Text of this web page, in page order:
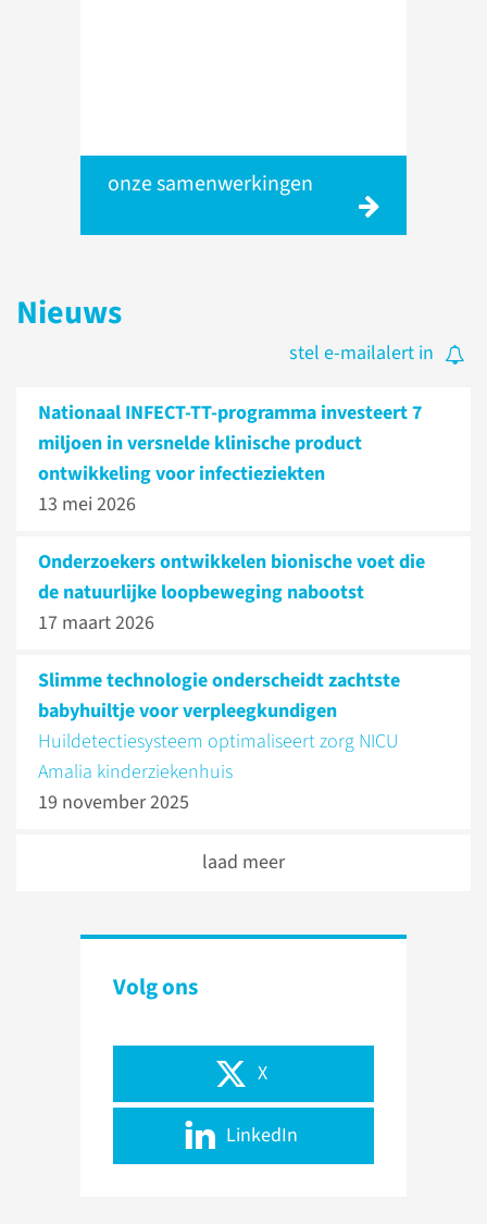
onze samenwerkingen
Nieuws
stel e-mailalert in
Nationaal INFECT-TT-programma investeert 7
miljoen in versnelde klinische product
ontwikkeling voor infectieziekten
13 mei 2026
Onderzoekers ontwikkelen bionische voet die
de natuurlijke loopbeweging nabootst
17 maart 2026
Slimme technologie onderscheidt zachtste
babyhuiltje voor verpleegkundigen
Huildetectiesysteem optimaliseert zorg NICU
Amalia kinderziekenhuis
19 november 2025
laad meer
Volg ons
X
LinkedIn